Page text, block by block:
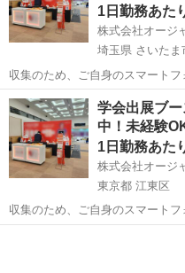
1日勤務あた
株式会社オージ
埼玉県 さいたま
収集のため、ご自身のスマートフ
す。 ご自身のス…
埼玉 さいたま市 イベン
学会出展ブ
中！未経験
1日勤務あた
株式会社オージ
東京都 江東区
収集のため、ご自身のスマートフ
す。 ご自身のス…